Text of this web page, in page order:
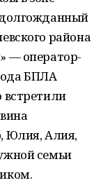
долгожданный
района
— оператор-
БПЛА
встретили
Юлия, Алия,
семьи